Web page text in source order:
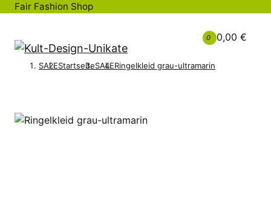
Fair Fashion Shop
0 0,00 €
SALEStartseiteSALERingelkleid grau-ultramarin